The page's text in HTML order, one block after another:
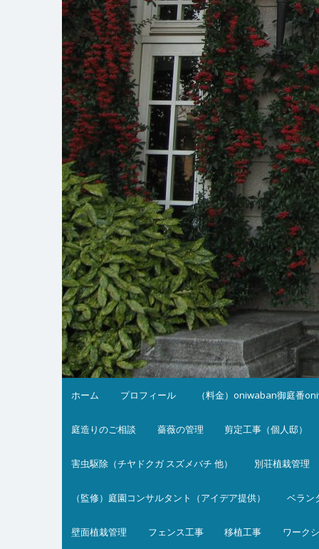
ホーム プロフィール （料金）oniwaban御庭番
庭造りのご相談 薔薇の管理 剪定工事（個人邸）
害虫駆除（チヤドクガ スズメバチ 他） 別荘植栽管理
（監修）庭園コンサルタント（アイデア提供） ベラン
壁面植栽管理 フェンス工事 移植工事 ワーク